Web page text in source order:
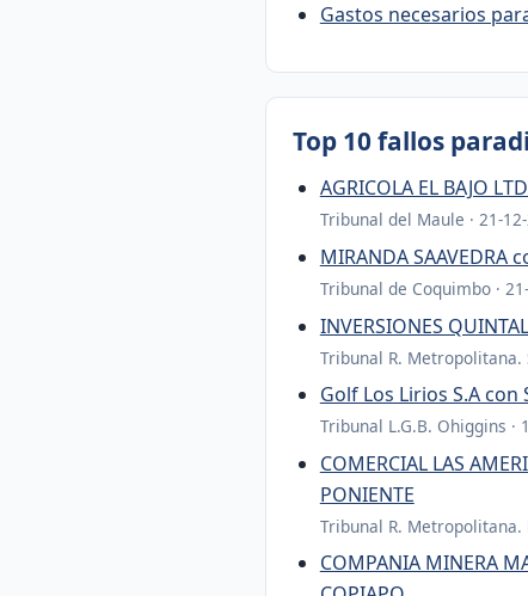
Gastos necesarios
Top 10 fallos
AGRICOLA EL BAJO
Tribunal del Maule · 21-12-
MIRANDA SAAVEDRA
Tribunal de Coquimbo ·
INVERSIONES
Tribunal R. Metropolitana.
Golf Los Lirios S.A con
Tribunal L.G.B. Ohiggins ·
COMERCIAL LAS
PONIENTE
Tribunal R. Metropolitana.
COMPANIA MINERA